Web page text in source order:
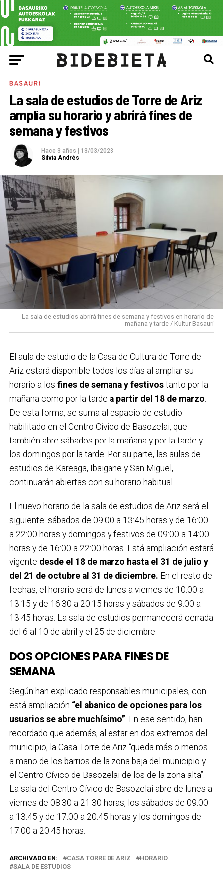
BASAURI
La sala de estudios de Torre de Ariz
amplía su horario y abrirá fines de
semana y festivos
Hace 3 años
13/03/2023
Silvia Andrés
La sala de estudios abrirá fines de semana y festivos en horario de
mañana y tarde / Kultur Basauri
El aula de estudio de la Casa de Cultura de Torre de
Ariz estará disponible todos los días al ampliar su
horario a los fines de semana y festivostanto por la
mañana como por la tarde a partir del 18 de marzo.
De esta forma, se suma al espacio de estudio
habilitado en el Centro Cívico de Basozelai, que
también abre sábados por la mañana y por la tarde y
los domingos por la tarde. Por su parte, las aulas de
estudios de Kareaga, Ibaigane y San Miguel,
continuarán abiertas con su horario habitual.
El nuevo horario de la sala de estudios de Ariz será el
siguiente: sábados de 09:00 a 13:45 horas y de 16:00
a 22:00 horas y domingos y festivos de 09:00 a 14:00
horas y de 16:00 a 22:00 horas. Está ampliación estará
vigente desde el 18 de marzo hasta el 31 de julio y
del 21 de octubre al 31 de diciembre. En el resto de
fechas, el horario será de lunes a viernes de 10:00 a
13:15 y de 16:30 a 20:15 horas y sábados de 9:00 a
13:45 horas. La sala de estudios permanecerá cerrada
del 6 al 10 de abril y el 25 de diciembre.
DOS OPCIONES PARA FINES DE
SEMANA
Según han explicado responsables municipales, con
está ampliación “el abanico de opciones para los
usuarios se abre muchísimo”. En ese sentido, han
recordado que además, al estar en dos extremos del
municipio, la Casa Torre de Ariz “queda más o menos
a mano de los barrios de la zona baja del municipio y
el Centro Cívico de Basozelai de los de la zona alta”.
La sala del Centro Cívico de Basozelai abre de lunes a
viernes de 08:30 a 21:30 horas, los sábados de 09:00
a 13:45 y de 17:00 a 20:45 horas y los domingos de
17:00 a 20:45 horas.
ARCHIVADO EN: CASA TORRE DE ARIZ
HORARIO
SALA DE ESTUDIOS